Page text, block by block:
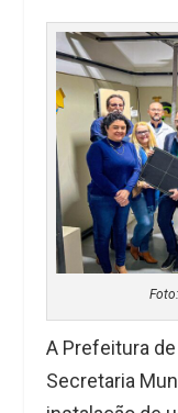
A Prefeitura
Secretaria